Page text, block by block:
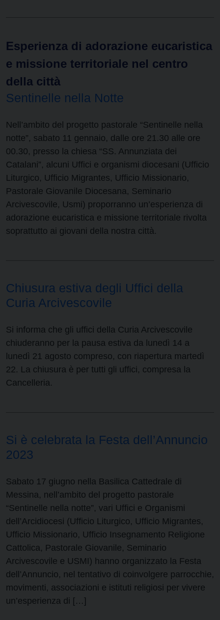
Esperienza di adorazione eucaristica
e missione territoriale nel centro
della città
Sentinelle nella Notte
Nell’ambito del progetto pastorale “Sentinelle nella
notte”, sabato 11 gennaio, dalle ore 21.30 alle ore
00.30, presso la chiesa “SS. Annunziata dei
Catalani”, alcuni Uffici e organismi diocesani (Ufficio
Liturgico, Ufficio Migrantes, Ufficio Missionario,
Pastorale Giovanile Diocesana, Seminario
Arcivescovile, Usmi) proporranno un’esperienza di
adorazione eucaristica e missione territoriale rivolta
soprattutto ai giovani della nostra città.
Chiusura estiva degli Uffici della
Curia Arcivescovile
Si informa che gli uffici della Curia Arcivescovile
chiuderanno per la pausa estiva da lunedì 14 a
lunedì 21 agosto compreso, con riapertura martedì
22. La chiusura è per tutti gli uffici, compresa la
Cancelleria.
Si è celebrata la Festa dell’Annuncio
2023
Sabato 17 giugno nella Basilica Cattedrale di
Messina, nell’ambito del progetto pastorale
“Sentinelle nella notte”, vari Uffici e Organismi
dell’Arcidiocesi (Ufficio Liturgico, Ufficio Migrantes,
Ufficio Missionario, Ufficio Insegnamento Religione
Cattolica, Pastorale Giovanile, Seminario
Arcivescovile e USMI) hanno organizzato la Festa
dell’Annuncio, nel tentativo di coinvolgere parrocchie,
movimenti, associazioni e istituti religiosi per vivere
un’esperienza di […]